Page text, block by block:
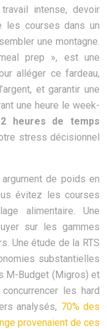
intense, devoir
les courses dans un
une montagne.
prep », est une
alléger ce fardeau,
et garantir une
une heure le week-
2 heures de temps
stress décisionnel
de poids en
évitez les courses
alimentaire. Une
sur les gammes
Une étude de la RTS
substantielles
M-Budget (Migros) et
les hard
analysés, 70% des
provenaient de ces